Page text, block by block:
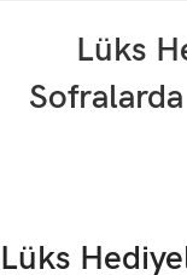
Lüks
Lüks